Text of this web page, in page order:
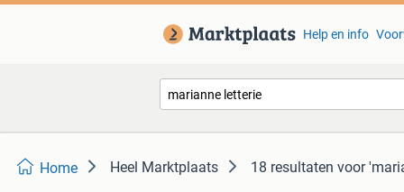
Help en info
Home Heel Marktplaats 18 resultaten voor